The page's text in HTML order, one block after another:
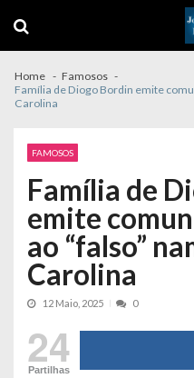
navigation
content
Home
Famosos
Família de Diogo Bordin emite
Carolina
FAMOSOS
Família de
emite
ao “falso”
Carolina
12 Maio, 2025 0
24
Partilhas